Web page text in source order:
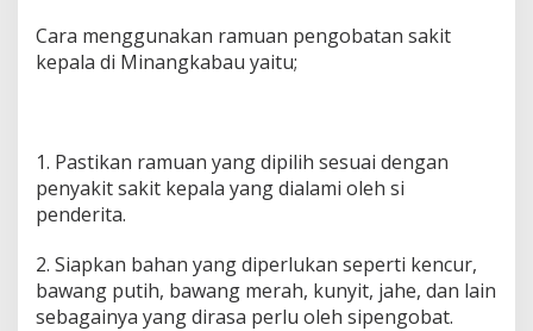
Cara menggunakan ramuan pengobatan sakit
kepala di Minangkabau yaitu;
1. Pastikan ramuan yang dipilih sesuai dengan
penyakit sakit kepala yang dialami oleh si
penderita.
2. Siapkan bahan yang diperlukan seperti kencur,
bawang putih, bawang merah, kunyit, jahe, dan lain
sebagainya yang dirasa perlu oleh sipengobat.